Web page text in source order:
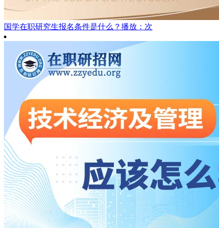
国学在职研究生报名条件是什么？ 播放：次